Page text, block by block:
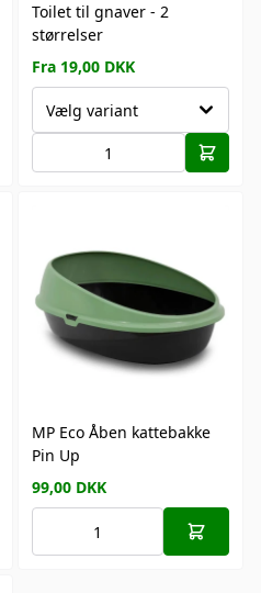
Toilet til gnaver - 2
størrelser
Fra 19,00 DKK
Vælg variant
MP Eco Åben kattebakke
Pin Up
99,00 DKK